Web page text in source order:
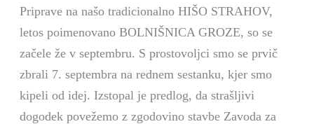
Priprave na našo tradicionalno HIŠO STRAHOV,
letos poimenovano BOLNIŠNICA GROZE, so se
začele že v septembru. S prostovoljci smo se prvič
zbrali 7. septembra na rednem sestanku, kjer smo
kipeli od idej. Izstopal je predlog, da strašljivi
dogodek povežemo z zgodovino stavbe Zavoda za